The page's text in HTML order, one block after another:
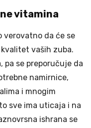
vitamina
verovatno da će se
vaših zuba.
pa se preporučuje da
namirnice,
i mnogim
sve ima uticaja i na
ishrana se